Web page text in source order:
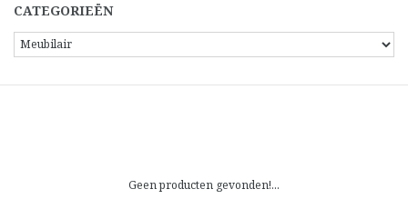
CATEGORIEËN
Geen producten gevonden!...